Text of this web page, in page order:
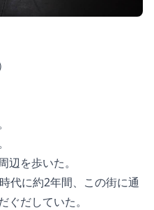
辺を歩いた。
代に約2年間、この街に通
だしていた。